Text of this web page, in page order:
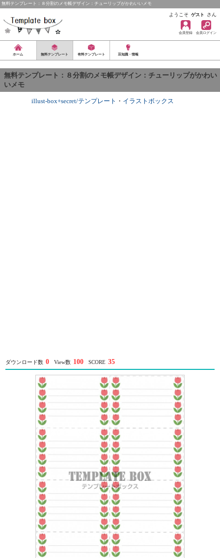
無料テンプレート：８分割のメモ帳デザイン：チューリップがかわいいメモ
ようこそ ゲスト さん
会員登録 会員ログイン
ホーム 無料テンプレート 有料テンプレート 豆知識・情報
無料テンプレート：８分割のメモ帳デザイン：チューリップがかわい
いメモ
illust-box+secret/テンプレート ・ イラストボックス
ダウンロード数 0 View数 100 SCORE 35